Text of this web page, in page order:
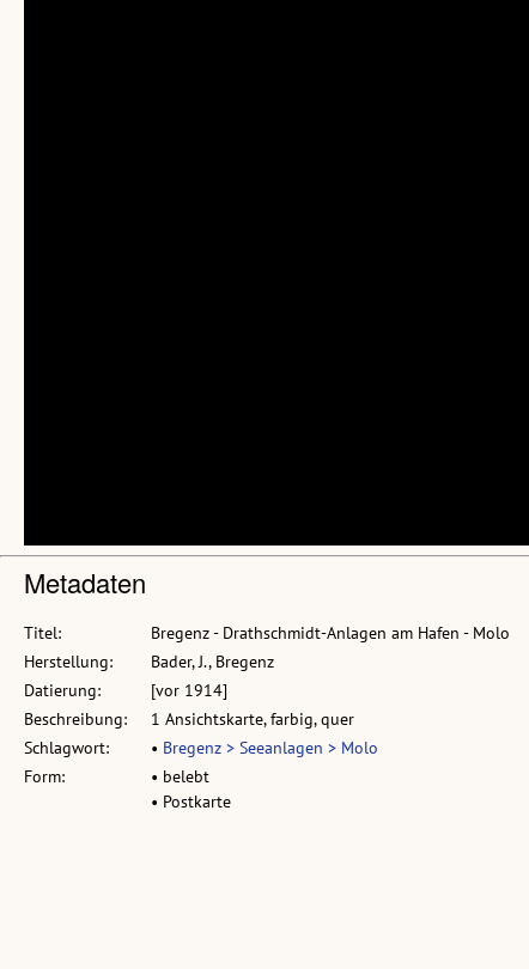
Metadaten
Titel:
Bregenz - Drathschmidt-Anlagen am Hafen - Molo
Herstellung:
Bader, J., Bregenz
Datierung:
[vor 1914]
Beschreibung:
1 Ansichtskarte, farbig, quer
Schlagwort:
• Bregenz > Seeanlagen > Molo
Form:
• belebt
• Postkarte